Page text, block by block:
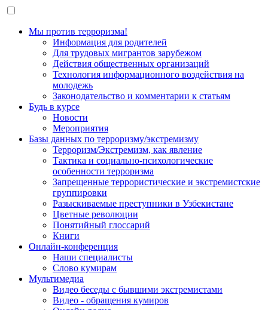
Мы против терроризма!
Информация для родителей
Для трудовых мигрантов зарубежом
Действия общественных организаций
Технология информационного воздействия на
молодежь
Законодательство и комментарии к статьям
Будь в курсе
Новости
Мероприятия
Базы данных по терроризму/экстремизму
Терроризм/Экстремизм, как явление
Тактика и социально-психологические
особенности терроризма
Запрещенные террористические и экстремистские
группировки
Разыскиваемые преступники в Узбекистане
Цветные революции
Понятийный глоссарий
Книги
Онлайн-конференция
Наши специалисты
Слово кумирам
Мультимедиа
Видео беседы с бывшими экстремистами
Видео - обращения кумиров